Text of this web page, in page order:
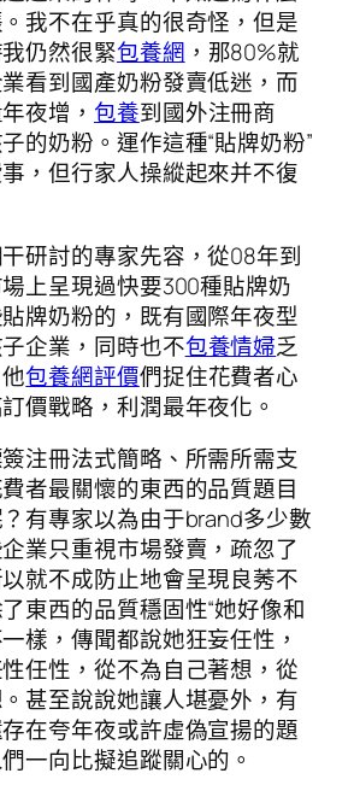
我不在乎真的很奇怪，但是
仍然很緊包養網 ，那80%就
看到國產奶粉發賣低迷，而
夜增， 包養到國外注冊商
的奶粉。運作這種“貼牌奶粉”
，但行家人操縱起來并不復
研討的專家先容，從08年到
上呈現過快要300種貼牌奶
牌奶粉的，既有國際年夜型
企業，同時也不包養情婦乏
包養網評價們捉住花費者心
價戰略，利潤最年夜化。
注冊法式簡略、所需所需支
者最關懷的東西的品質題目
有專家以為由于brand多少數
業只重視市場發賣，疏忽了
就不成防止地會呈現良莠不
東西的品質穩固性“她好像和
樣，傳聞都說她狂妄任性，
任性，從不為自己著想，從
甚至說說她讓人堪憂外，有
在夸年夜或許虛偽宣揚的題
一向比擬追蹤關心的。